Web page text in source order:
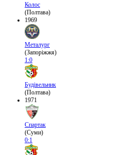
Колос
(Полтава)
1969
Металург
(Запоріжжя)
1:0
Будівельник
(Полтава)
1971
Спартак
(Суми)
0:1